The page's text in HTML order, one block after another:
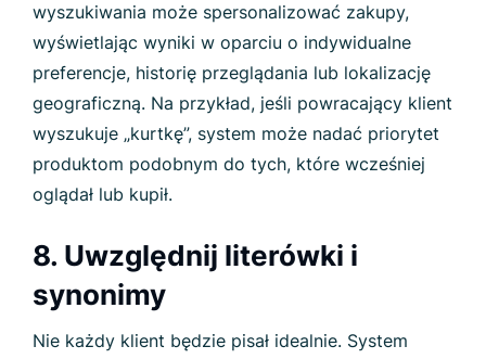
wyszukiwania może spersonalizować zakupy,
wyświetlając wyniki w oparciu o indywidualne
preferencje, historię przeglądania lub lokalizację
geograficzną. Na przykład, jeśli powracający klient
wyszukuje „kurtkę”, system może nadać priorytet
produktom podobnym do tych, które wcześniej
oglądał lub kupił.
8. Uwzględnij literówki i
synonimy
Nie każdy klient będzie pisał idealnie. System